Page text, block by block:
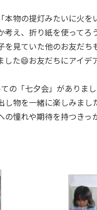
本物の提灯みたいに火を
考え、折り紙を使ってろ
を見ていた他のお友だ
た😄お友だちにアイ
の「七夕会」がありまし
物を一緒に楽しみまし
憧れや期待を持つきっ